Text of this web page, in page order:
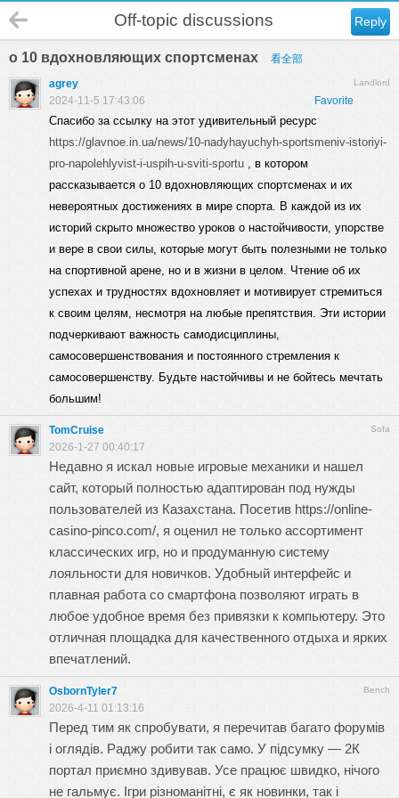
Reply
Off-topic discussions
о 10 вдохновляющих спортсменах 看全部
Landlord
agrey
Favorite
2024-11-5 17:43:06
Спасибо за ссылку на этот удивительный ресурс
https://glavnoe.in.ua/news/10-nadyhayuchyh-sportsmeniv-istoriyi-
pro-napolehlyvist-i-uspih-u-sviti-sportu , в котором
рассказывается о 10 вдохновляющих спортсменах и их
невероятных достижениях в мире спорта. В каждой из их
историй скрыто множество уроков о настойчивости, упорстве
и вере в свои силы, которые могут быть полезными не только
на спортивной арене, но и в жизни в целом. Чтение об их
успехах и трудностях вдохновляет и мотивирует стремиться
к своим целям, несмотря на любые препятствия. Эти истории
подчеркивают важность самодисциплины,
самосовершенствования и постоянного стремления к
самосовершенству. Будьте настойчивы и не бойтесь мечтать
большим!
Sofa
TomCruise
2026-1-27 00:40:17
Недавно я искал новые игровые механики и нашел
сайт, который полностью адаптирован под нужды
пользователей из Казахстана. Посетив https://online-
casino-pinco.com/, я оценил не только ассортимент
классических игр, но и продуманную систему
лояльности для новичков. Удобный интерфейс и
плавная работа со смартфона позволяют играть в
любое удобное время без привязки к компьютеру. Это
отличная площадка для качественного отдыха и ярких
впечатлений.
Bench
OsbornTyler7
2026-4-11 01:13:16
Перед тим як спробувати, я перечитав багато форумів
і оглядів. Раджу робити так само. У підсумку — 2К
портал приємно здивував. Усе працює швидко, нічого
не гальмує. Ігри різноманітні, є як новинки, так і